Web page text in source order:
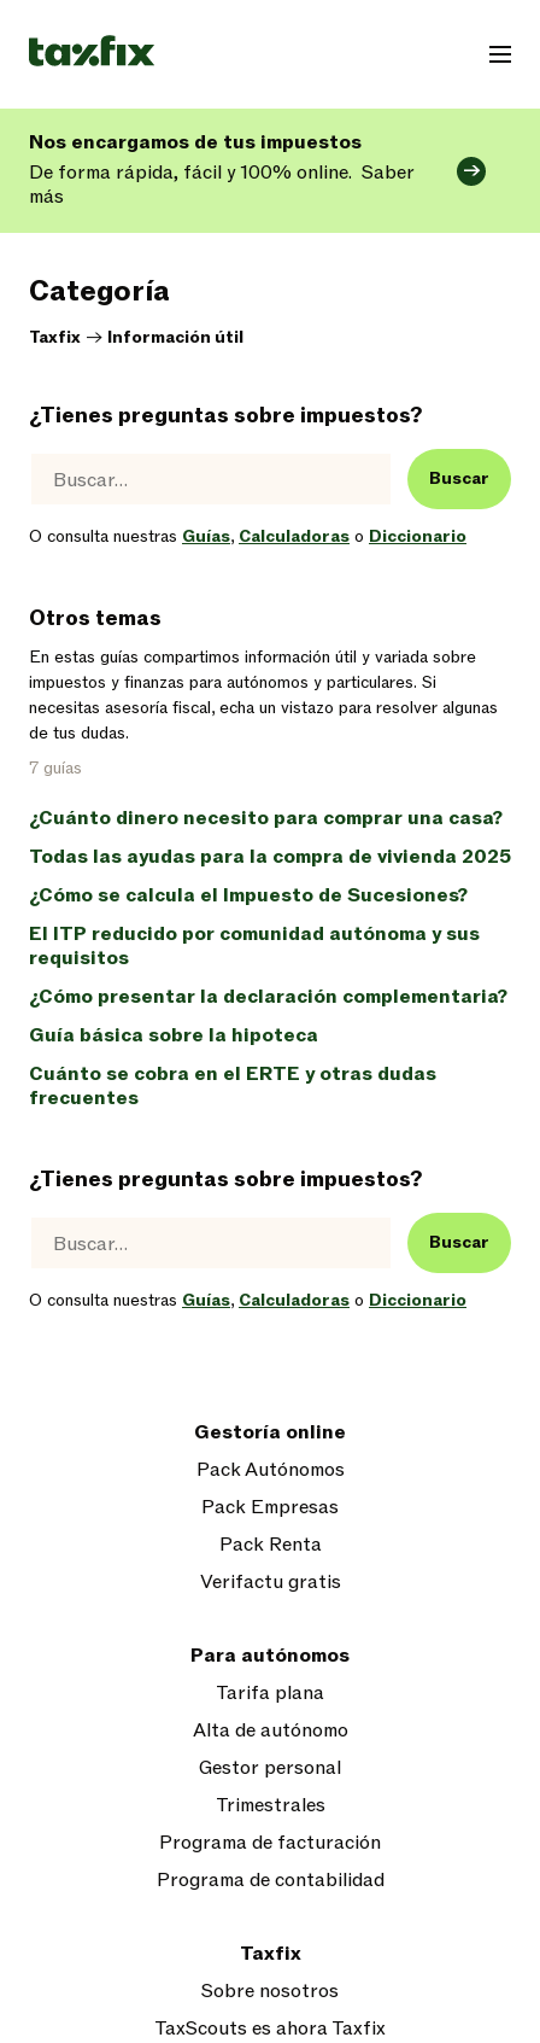
Nos encargamos de tus impuestos
De forma rápida, fácil y 100% online. Saber
más
Categoría
Taxfix -> Información útil
¿Tienes preguntas sobre impuestos?
Buscar
O consulta nuestras Guías, Calculadoras o Diccionario
Otros temas
En estas guías compartimos información útil y variada sobre
impuestos y finanzas para autónomos y particulares. Si
necesitas asesoría fiscal, echa un vistazo para resolver algunas
de tus dudas.
7 guías
¿Cuánto dinero necesito para comprar una casa?
Todas las ayudas para la compra de vivienda 2025
¿Cómo se calcula el Impuesto de Sucesiones?
El ITP reducido por comunidad autónoma y sus
requisitos
¿Cómo presentar la declaración complementaria?
Guía básica sobre la hipoteca
Cuánto se cobra en el ERTE y otras dudas
frecuentes
¿Tienes preguntas sobre impuestos?
Buscar
O consulta nuestras Guías, Calculadoras o Diccionario
Gestoría online
Pack Autónomos
Pack Empresas
Pack Renta
Verifactu gratis
Para autónomos
Tarifa plana
Alta de autónomo
Gestor personal
Trimestrales
Programa de facturación
Programa de contabilidad
Taxfix
Sobre nosotros
TaxScouts es ahora Taxfix